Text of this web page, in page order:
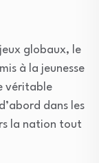
globaux, le
à la jeunesse
véritable
dans les
la nation tout